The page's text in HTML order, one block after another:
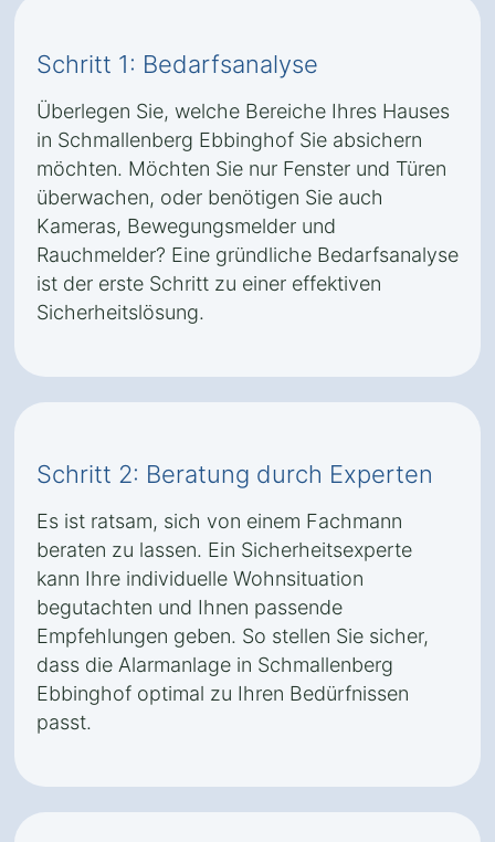
Schritt 1: Bedarfsanalyse
Überlegen Sie, welche Bereiche Ihres Hauses
in Schmallenberg Ebbinghof Sie absichern
möchten. Möchten Sie nur Fenster und Türen
überwachen, oder benötigen Sie auch
Kameras, Bewegungsmelder und
Rauchmelder? Eine gründliche Bedarfsanalyse
ist der erste Schritt zu einer effektiven
Sicherheitslösung.
Schritt 2: Beratung durch Experten
Es ist ratsam, sich von einem Fachmann
beraten zu lassen. Ein Sicherheitsexperte
kann Ihre individuelle Wohnsituation
begutachten und Ihnen passende
Empfehlungen geben. So stellen Sie sicher,
dass die Alarmanlage in Schmallenberg
Ebbinghof optimal zu Ihren Bedürfnissen
passt.